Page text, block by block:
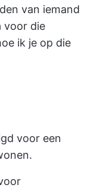
van iemand
voor die
ik je op die
voor een